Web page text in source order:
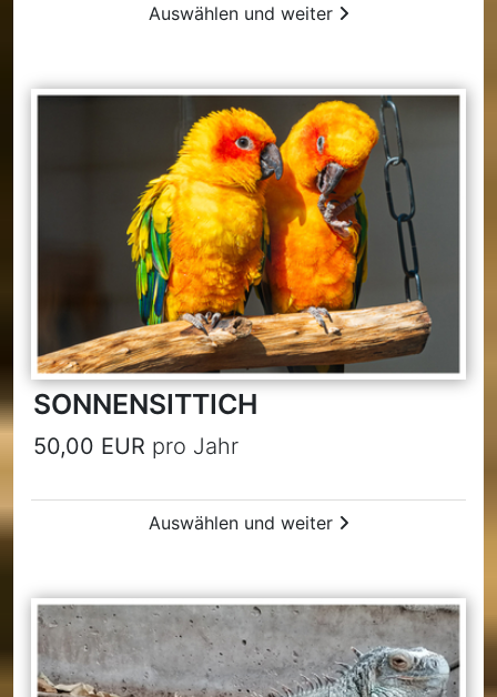
Auswählen und weiter
SONNENSITTICH
50,00 EUR pro Jahr
Auswählen und weiter